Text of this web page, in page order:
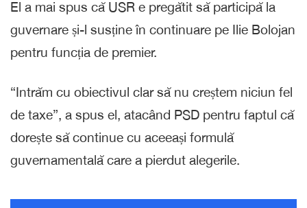
El a mai spus că USR e pregătit să participă la
guvernare și-l susține în continuare pe Ilie Bolojan
pentru funcția de premier.
“Intrăm cu obiectivul clar să nu creștem niciun fel
de taxe”, a spus el, atacând PSD pentru faptul că
dorește să continue cu aceeași formulă
guvernamentală care a pierdut alegerile.